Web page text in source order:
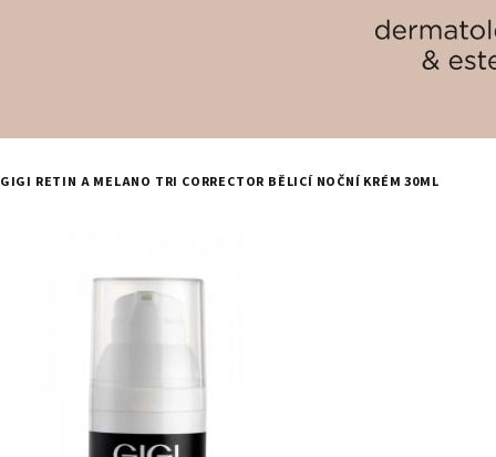
GIGI RETIN A MELANO TRI CORRECTOR BĚLICÍ NOČNÍ KRÉM 30ML